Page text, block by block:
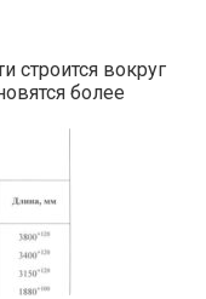
строится вокруг
более